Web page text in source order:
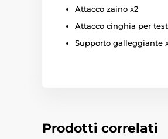
Attacco zaino x2
Attacco cinghia per
Supporto galleggiante
Prodotti correlati